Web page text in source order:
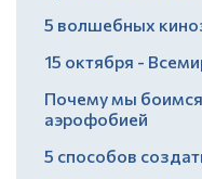
5 волшебных
15 октября -
Почему мы боимся
аэрофобией
5 способов